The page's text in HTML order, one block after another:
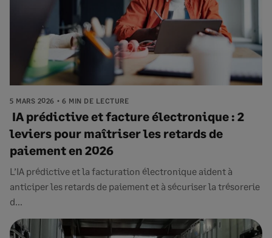
5 MARS 2026 6 MIN DE LECTURE
IA prédictive et facture électronique : 2
leviers pour maîtriser les retards de
paiement en 2026
L’IA prédictive et la facturation électronique aident à
anticiper les retards de paiement et à sécuriser la trésorerie
d...